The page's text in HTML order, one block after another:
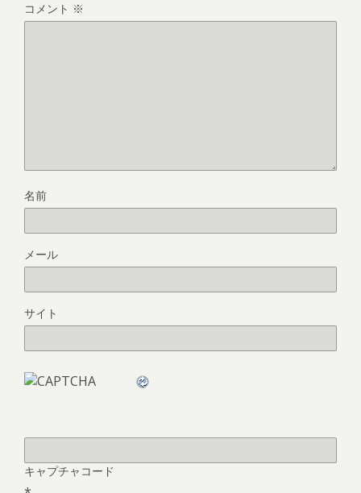
コメント ※
名前
メール
サイト
キャプチャコード